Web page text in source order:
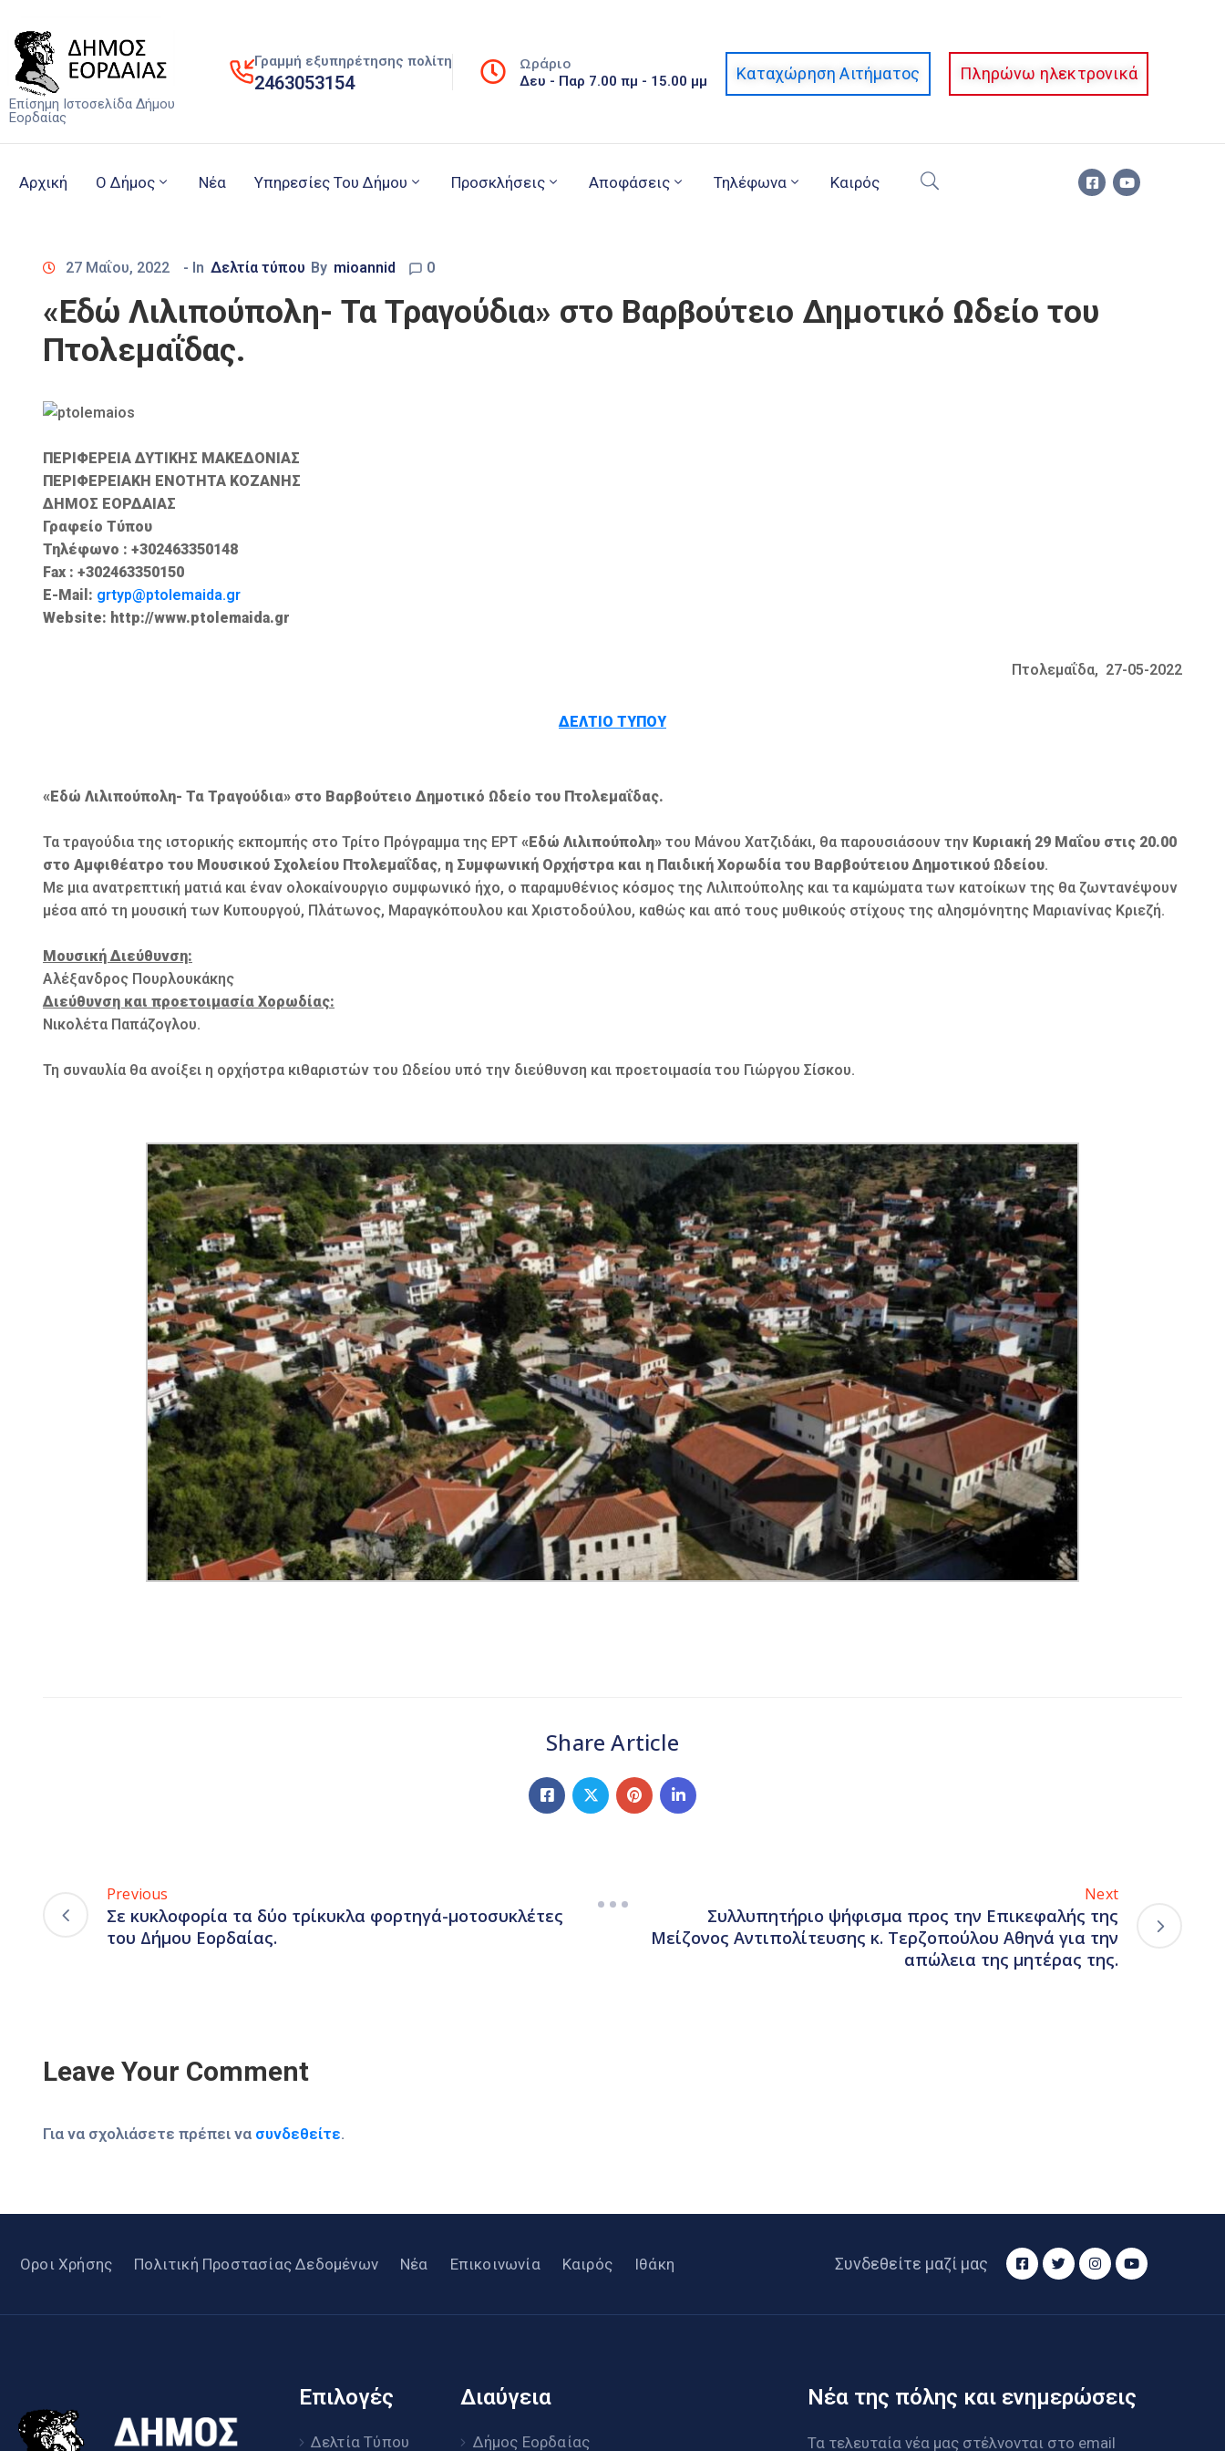
Επίσημη Ιστοσελίδα Δήμου
Εορδαίας
Γραμμή εξυπηρέτησης πολίτη
2463053154
Ωράριο
Δευ - Παρ 7.00 πμ - 15.00 μμ Καταχώρηση Αιτήματος Πληρώνω ηλεκτρονικά
Αρχική Ο Δήμος Νέα Υπηρεσίες Του Δήμου Προσκλήσεις Αποφάσεις Τηλέφωνα Καιρός
27 Μαΐου, 2022 - In Δελτία τύπου By mioannid 0
«Εδώ Λιλιπούπολη- Τα Τραγούδια» στο Βαρβούτειο Δημοτικό Ωδείο του
Πτολεμαΐδας.
ΠΕΡΙΦΕΡΕΙΑ ΔΥΤΙΚΗΣ ΜΑΚΕΔΟΝΙΑΣ
ΠΕΡΙΦΕΡΕΙΑΚΗ ΕΝΟΤΗΤΑ ΚΟΖΑΝΗΣ
ΔΗΜΟΣ ΕΟΡΔΑΙΑΣ
Γραφείο Τύπου
Τηλέφωνο : +302463350148
Fax : +302463350150
E-Mail: grtyp@ptolemaida.gr
Website: http://www.ptolemaida.gr
Πτολεμαΐδα, 27-05-2022
ΔΕΛΤΙΟ ΤΥΠΟΥ
«Εδώ Λιλιπούπολη- Τα Τραγούδια» στο Βαρβούτειο Δημοτικό Ωδείο του Πτολεμαΐδας.
Τα τραγούδια της ιστορικής εκπομπής στο Τρίτο Πρόγραμμα της ΕΡΤ «Εδώ Λιλιπούπολη» του Μάνου Χατζιδάκι, θα παρουσιάσουν την Κυριακή 29 Μαΐου στις 20.00
στο Αμφιθέατρο του Μουσικού Σχολείου Πτολεμαΐδας, η Συμφωνική Ορχήστρα και η Παιδική Χορωδία του Βαρβούτειου Δημοτικού Ωδείου.
Με μια ανατρεπτική ματιά και έναν ολοκαίνουργιο συμφωνικό ήχο, ο παραμυθένιος κόσμος της Λιλιπούπολης και τα καμώματα των κατοίκων της θα ζωντανέψουν
μέσα από τη μουσική των Κυπουργού, Πλάτωνος, Μαραγκόπουλου και Χριστοδούλου, καθώς και από τους μυθικούς στίχους της αλησμόνητης Μαριανίνας Κριεζή.
Μουσική Διεύθυνση:
Αλέξανδρος Πουρλουκάκης
Διεύθυνση και προετοιμασία Χορωδίας:
Νικολέτα Παπάζογλου.
Τη συναυλία θα ανοίξει η ορχήστρα κιθαριστών του Ωδείου υπό την διεύθυνση και προετοιμασία του Γιώργου Σίσκου.
Share Article
Previous
Σε κυκλοφορία τα δύο τρίκυκλα φορτηγά-μοτοσυκλέτες
του Δήμου Εορδαίας.
Next
Συλλυπητήριο ψήφισμα προς την Επικεφαλής της
Μείζονος Αντιπολίτευσης κ. Τερζοπούλου Αθηνά για την
απώλεια της μητέρας της.
Leave Your Comment
Για να σχολιάσετε πρέπει να συνδεθείτε.
Οροι Χρήσης Πολιτική Προστασίας Δεδομένων Νέα Επικοινωνία Καιρός Ιθάκη Συνδεθείτε μαζί μας
Επιλογές
Δελτία Τύπου
Διαύγεια
Δήμος Εορδαίας
Νέα της πόλης και ενημερώσεις
Τα τελευταία νέα μας στέλνονται στο email